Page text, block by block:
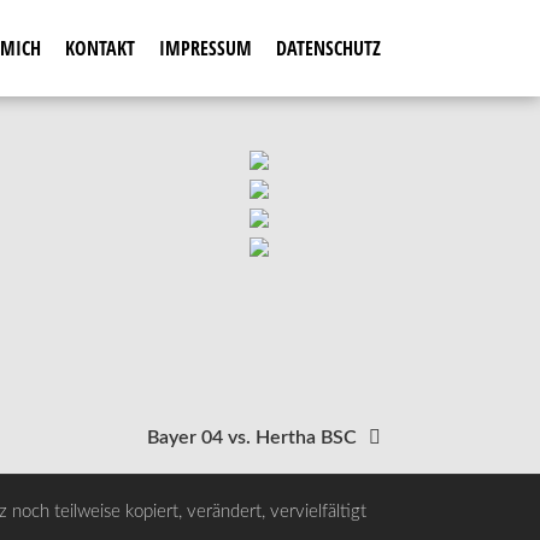
KONTAKT IMPRESSUM DATENSCHUTZ
Bayer 04 vs. Hertha BSC
noch teilweise kopiert, verändert, vervielfältigt